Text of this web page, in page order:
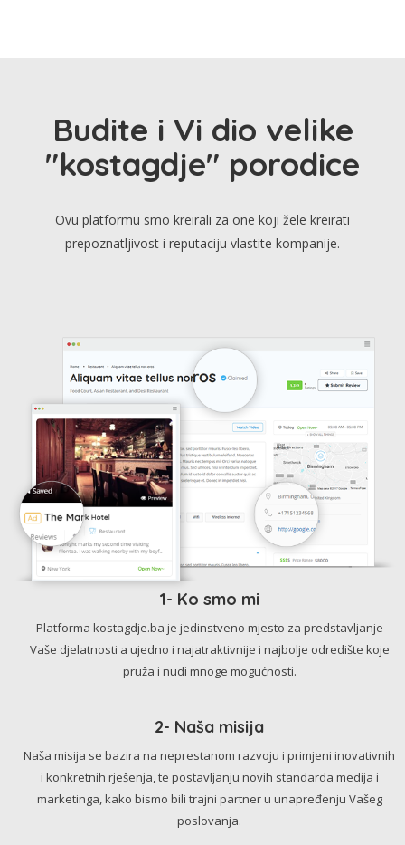
Budite i Vi dio velike
"kostagdje" porodice
Ovu platformu smo kreirali za one koji žele kreirati
prepoznatljivost i reputaciju vlastite kompanije.
1- Ko smo mi
Platforma kostagdje.ba je jedinstveno mjesto za predstavljanje
Vaše djelatnosti a ujedno i najatraktivnije i najbolje odredište koje
pruža i nudi mnoge mogućnosti.
2- Naša misija
Naša misija se bazira na neprestanom razvoju i primjeni inovativnih
i konkretnih rješenja, te postavljanju novih standarda medija i
marketinga, kako bismo bili trajni partner u unapređenju Vašeg
poslovanja.